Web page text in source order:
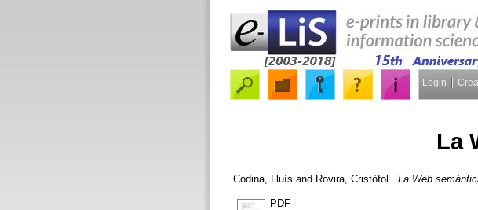
Login
La
Codina, Lluís and Rovira, Cristòfol La Web
PDF